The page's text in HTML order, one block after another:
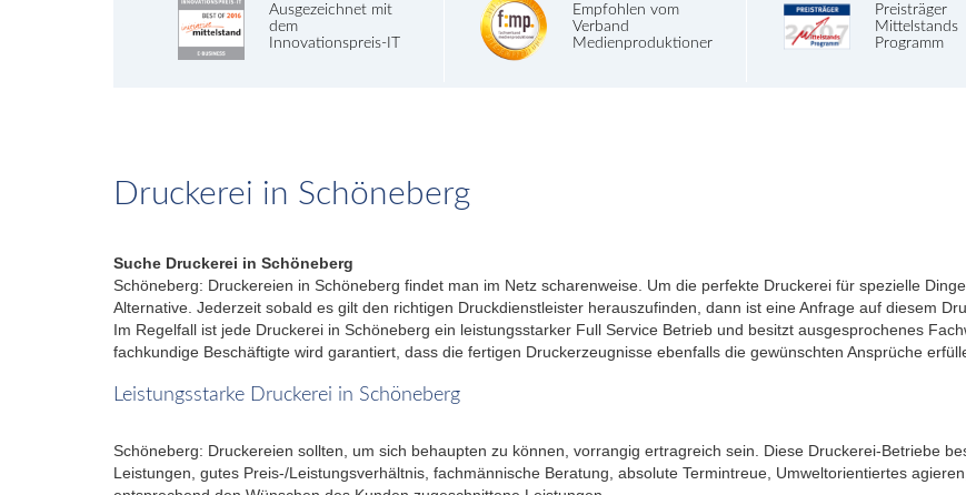
Ausgezeichnet mit
dem
Innovationspreis-IT
Empfohlen vom
Verband
Medienproduktioner
Preisträger
Mittelstands
Programm
Druckerei in Schöneberg
Suche Druckerei in Schöneberg
Schöneberg: Druckereien in Schöneberg findet man im Netz scharenweise. Um die perfekte Druckerei für spezielle
Alternative. Jederzeit sobald es gilt den richtigen Druckdienstleister herauszufinden, dann ist eine Anfrage auf diesem
Im Regelfall ist jede Druckerei in Schöneberg ein leistungsstarker Full Service Betrieb und besitzt ausgesprochenes
fachkundige Beschäftigte wird garantiert, dass die fertigen Druckerzeugnisse ebenfalls die gewünschten Ansprüche
Leistungsstarke Druckerei in Schöneberg
Schöneberg: Druckereien sollten, um sich behaupten zu können, vorrangig ertragreich sein. Diese Druckerei-Betriebe
Leistungen, gutes Preis-/Leistungsverhältnis, fachmännische Beratung, absolute Termintreue, Umweltorientiertes